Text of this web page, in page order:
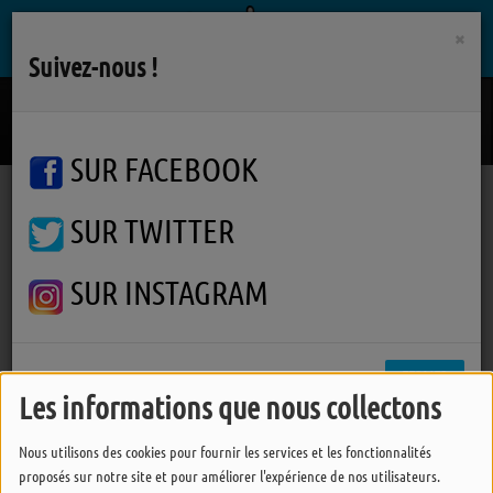
Les informations que nous collectons
Nous utilisons des cookies pour fournir les services et les fonctionnalités
proposés sur notre site et pour améliorer l'expérience de nos utilisateurs.
Podcasts J'vous Dis Pas Ile d'Yeu : Les vikings du Basket Club organisent une soirée festive le 21 mars
Ile d'Yeu : Les vikings du
Basket Club organisent une
soirée festive le 21 mars
×
Suivez-nous !
SUR FACEBOOK
SUR TWITTER
SUR INSTAGRAM
FERMER